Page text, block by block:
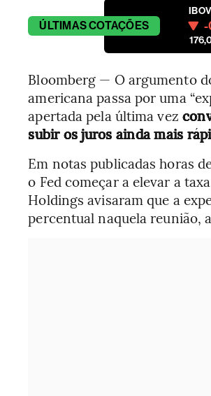
ÚLTIMASCOTAÇÕES -
Bloomberg — O argumento
americana passa por uma
apertada pela última vez
subir os juros ainda mais
Em notas publicadas horas
o Fed começar a elevar a
Holdings avisaram que a
percentual naquela reunião,